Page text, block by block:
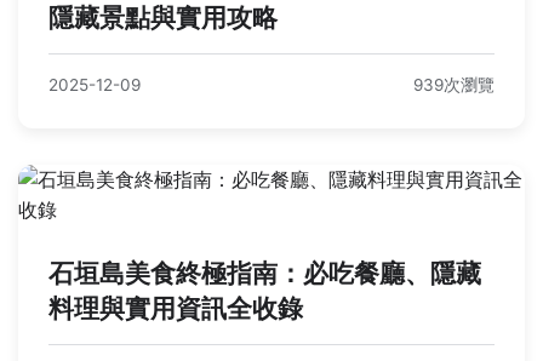
隱藏景點與實用攻略
2025-12-09 939次瀏覽
石垣島美食終極指南：必吃餐廳、隱藏
料理與實用資訊全收錄